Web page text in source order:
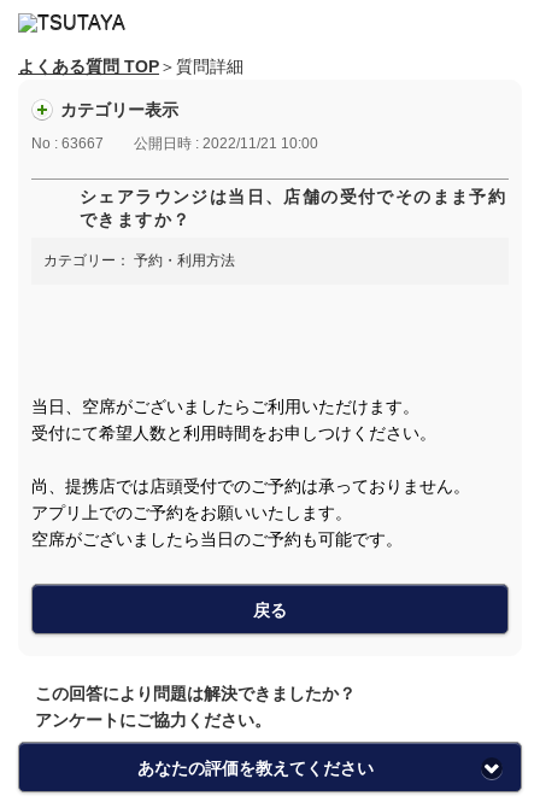
よくある質問 TOP＞質問詳細
カテゴリー表示
No : 63667 公開日時 : 2022/11/21 10:00
シェアラウンジは当日、店舗の受付でそのまま予約
できますか？
カテゴリー： 予約・利用方法
当日、空席がございましたらご利用いただけます。
受付にて希望人数と利用時間をお申しつけください。
尚、提携店では店頭受付でのご予約は承っておりません。
アプリ上でのご予約をお願いいたします。
空席がございましたら当日のご予約も可能です。
戻る
この回答により問題は解決できましたか？
アンケートにご協力ください。
あなたの評価を教えてください